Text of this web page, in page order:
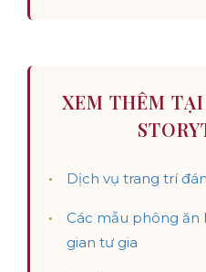
XEM THÊM
Dịch vụ trang trí
Các mẫu phông ăn
gian tư gia